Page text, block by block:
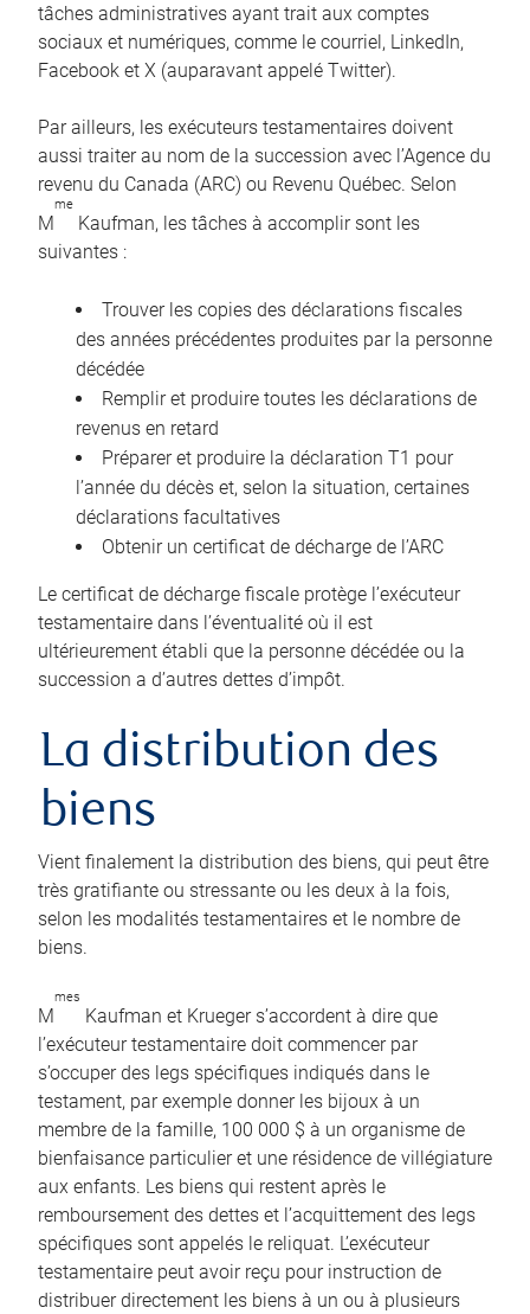
tâches administratives ayant trait aux comptes
sociaux et numériques, comme le courriel, LinkedIn,
Facebook et X (auparavant appelé Twitter).
Par ailleurs, les exécuteurs testamentaires doivent
aussi traiter au nom de la succession avec l’Agence du
revenu du Canada (ARC) ou Revenu Québec. Selon
M
me
Kaufman, les tâches à accomplir sont les
suivantes :
Trouver les copies des déclarations fiscales
des années précédentes produites par la personne
décédée
Remplir et produire toutes les déclarations de
revenus en retard
Préparer et produire la déclaration T1 pour
l’année du décès et, selon la situation, certaines
déclarations facultatives
Obtenir un certificat de décharge de l’ARC
Le certificat de décharge fiscale protège l’exécuteur
testamentaire dans l’éventualité où il est
ultérieurement établi que la personne décédée ou la
succession a d’autres dettes d’impôt.
La distribution des
biens
Vient finalement la distribution des biens, qui peut être
très gratifiante ou stressante ou les deux à la fois,
selon les modalités testamentaires et le nombre de
biens.
M
mes
Kaufman et Krueger s’accordent à dire que
l’exécuteur testamentaire doit commencer par
s’occuper des legs spécifiques indiqués dans le
testament, par exemple donner les bijoux à un
membre de la famille, 100 000 $ à un organisme de
bienfaisance particulier et une résidence de villégiature
aux enfants. Les biens qui restent après le
remboursement des dettes et l’acquittement des legs
spécifiques sont appelés le reliquat. L’exécuteur
testamentaire peut avoir reçu pour instruction de
distribuer directement les biens à un ou à plusieurs